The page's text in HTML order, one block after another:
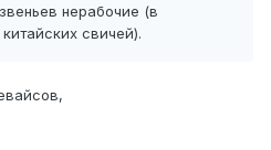
нерабочие (в
свичей).